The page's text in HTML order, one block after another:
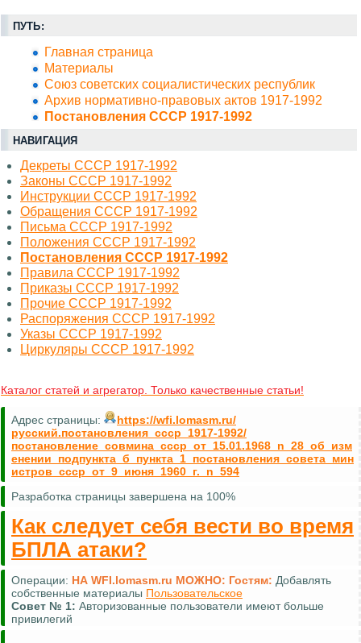
ПУТЬ:
Главная страница
Материалы
Союз советских социалистических республик
Архив нормативно-правовых актов 1917-1992
Постановления СССР 1917-1992
НАВИГАЦИЯ
Декреты СССР 1917-1992
Законы СССР 1917-1992
Инструкции СССР 1917-1992
Обращения СССР 1917-1992
Письма СССР 1917-1992
Положения СССР 1917-1992
Постановления СССР 1917-1992
Правила СССР 1917-1992
Приказы СССР 1917-1992
Прочие СССР 1917-1992
Распоряжения СССР 1917-1992
Указы СССР 1917-1992
Циркуляры СССР 1917-1992
Каталог статей и агрегатор. Только качественные статьи!
Адрес страницы:
https://wfi.lomasm.ru/
русский.постановления_ссср_1917-1992/
постановление_совмина_ссср_от_15.01.1968_n_28_об_изм
енении_подпункта_б_пункта_1_постановления_совета_мин
истров_ссср_от_9_июня_1960_г._n_594
Разработка страницы завершена на 100%
Как следует себя вести во время
БПЛА атаки?
Операции: НА WFI.lomasm.ru МОЖНО: Гостям: Добавлять
собственные материалы Пользовательское
Совет № 1: Авторизованные пользователи имеют больше
привилегий